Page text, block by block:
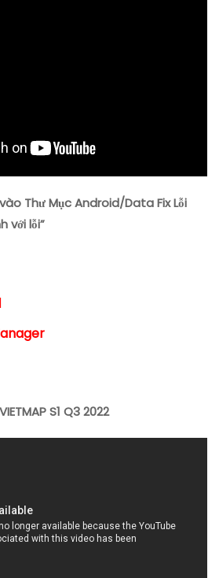
Thư Mục Android/Data Fix Lỗi
với lỗi”
|
S1 Q3 2022